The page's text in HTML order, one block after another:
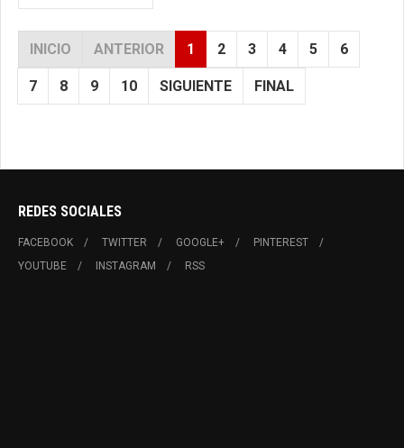
INICIO ANTERIOR 1 2 3 4 5 6
7 8 9 10 SIGUIENTE FINAL
REDES SOCIALES
FACEBOOK TWITTER GOOGLE+
PINTEREST
YOUTUBE
INSTAGRAM RSS